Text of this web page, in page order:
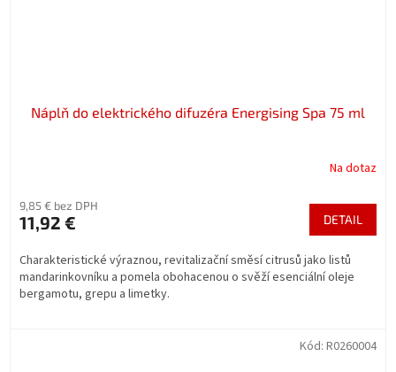
Náplň do elektrického difuzéra Energising Spa 75 ml
Na dotaz
9,85 € bez DPH
11,92 € DETAIL
Charakteristické výraznou, revitalizační směsí citrusů jako listů
mandarinkovníku a pomela obohacenou o svěží esenciální oleje
bergamotu, grepu a limetky.
Kód: R0260004